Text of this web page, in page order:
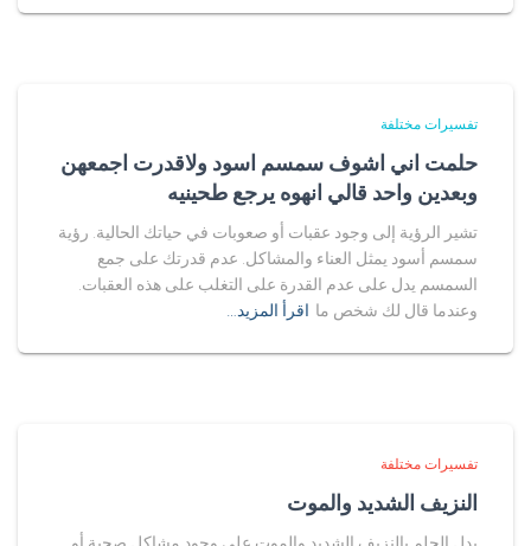
تفسيرات مختلفة
حلمت اني اشوف سمسم اسود ولاقدرت اجمعهن
وبعدين واحد قالي انهوه يرجع طحينيه
تشير الرؤية إلى وجود عقبات أو صعوبات في حياتك الحالية. رؤية
سمسم أسود يمثل العناء والمشاكل. عدم قدرتك على جمع
السمسم يدل على عدم القدرة على التغلب على هذه العقبات.
وعندما قال لك شخص ما اقرأ المزيد…
تفسيرات مختلفة
النزيف الشديد والموت